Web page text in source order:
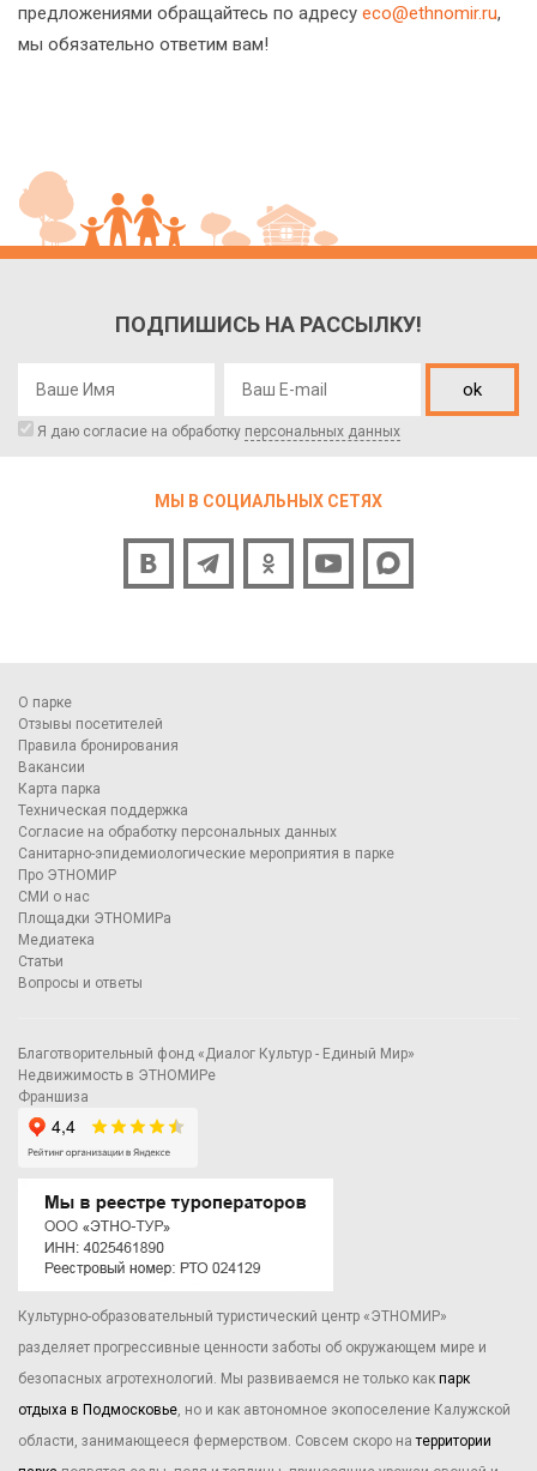
предложениями обращайтесь по адресу eco@ethnomir.ru,
мы обязательно ответим вам!
ПОДПИШИСЬ НА РАССЫЛКУ!
ok
Я даю согласие на обработку персональных данных
МЫ В СОЦИАЛЬНЫХ СЕТЯХ
О парке
Отзывы посетителей
Правила бронирования
Вакансии
Карта парка
Техническая поддержка
Согласие на обработку персональных данных
Санитарно-эпидемиологические мероприятия в парке
Про ЭТНОМИР
СМИ о нас
Площадки ЭТНОМИРа
Медиатека
Статьи
Вопросы и ответы
Благотворительный фонд «Диалог Культур - Единый Мир»
Недвижимость в ЭТНОМИРе
Франшиза
Культурно-образовательный туристический центр «ЭТНОМИР»
разделяет прогрессивные ценности заботы об окружающем мире и
безопасных агротехнологий. Мы развиваемся не только как парк
отдыха в Подмосковье , но и как автономное экопоселение Калужской
области, занимающееся фермерством. Совсем скоро натерритории